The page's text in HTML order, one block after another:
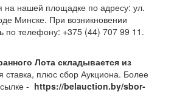
на нашей площадке по адресу: ул.
Минске. При возникновении
по телефону: +375 (44) 707 99 11.
Лота складывается из
ставка, плюс сбор Аукциона. Более
- https://belauction.by/sbor-